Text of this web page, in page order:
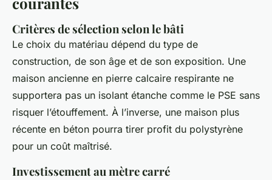
Critères de sélection selon le bâti
Le choix du matériau dépend du type de
construction, de son âge et de son exposition. Une
maison ancienne en pierre calcaire respirante ne
supportera pas un isolant étanche comme le PSE sans
risquer l’étouffement. À l’inverse, une maison plus
récente en béton pourra tirer profit du polystyrène
pour un coût maîtrisé.
Investissement au mètre carré